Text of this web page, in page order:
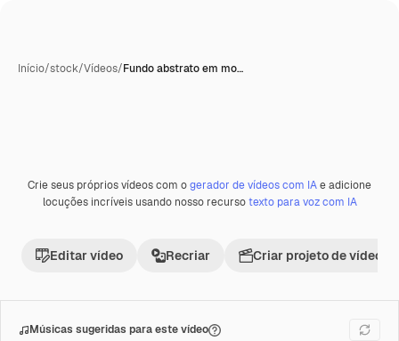
Início/stock/Vídeos/Fundo abstrato em mo…
Premium
Crie seus próprios vídeos com ogerador de vídeos com IAe adicione
locuções incríveis usando nosso recursotexto para voz com IA
Editar vídeo Recriar Criar projeto de vídeo
Músicas sugeridas para este vídeo